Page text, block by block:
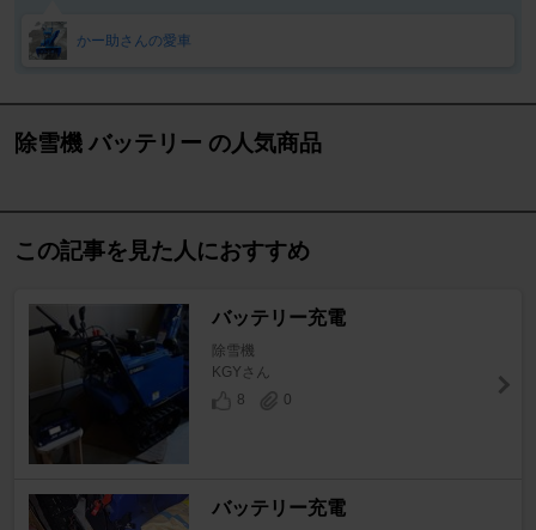
かー助さんの愛車
除雪機 バッテリー の人気商品
この記事を見た人におすすめ
バッテリー充電
除雪機
KGYさん
8
0
バッテリー充電